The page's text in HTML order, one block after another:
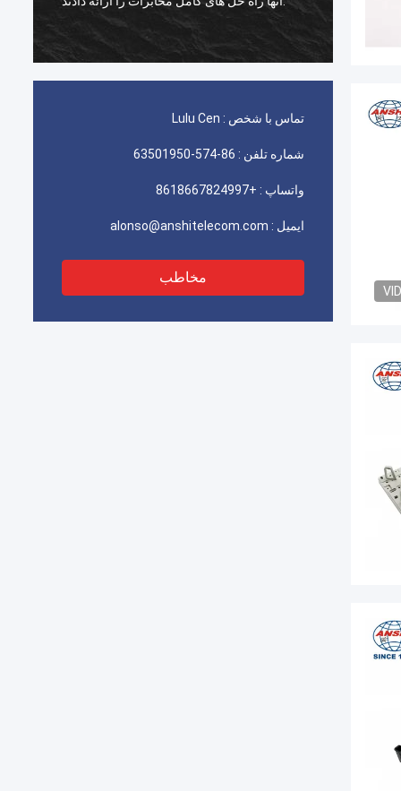
مشتری ما با کیفیت بسیار راضی است.
تماس با شخص : Lulu Cen
شماره تلفن : 86-574-63501950
واتساپ : +8618667824997
ایمیل : alonso@anshitelecom.com
مخاطب